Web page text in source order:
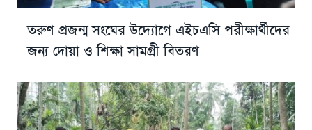
তরুণ প্রজন্ম সংঘের উদ্যোগে এইচএসি পরীক্ষার্থীদের
জন্য দোয়া ও শিক্ষা সামগ্রী বিতরণ